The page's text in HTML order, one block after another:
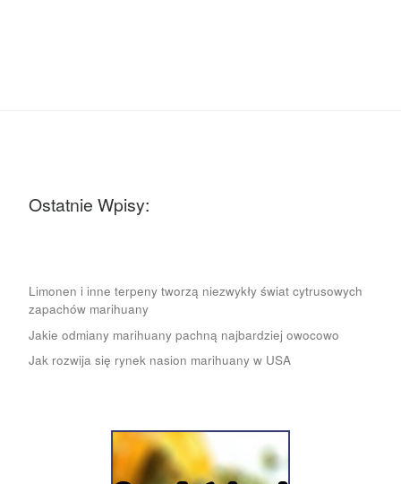
Ostatnie Wpisy:
Limonen i inne terpeny tworzą niezwykły świat cytrusowych
zapachów marihuany
Jakie odmiany marihuany pachną najbardziej owocowo
Jak rozwija się rynek nasion marihuany w USA